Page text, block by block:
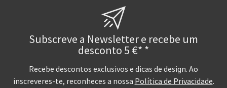
Subscreve a Newsletter e recebe um
desconto 5 €* *
Recebe descontos exclusivos e dicas de design. Ao
inscreveres-te, reconheces a nossa Política de Privacidade.